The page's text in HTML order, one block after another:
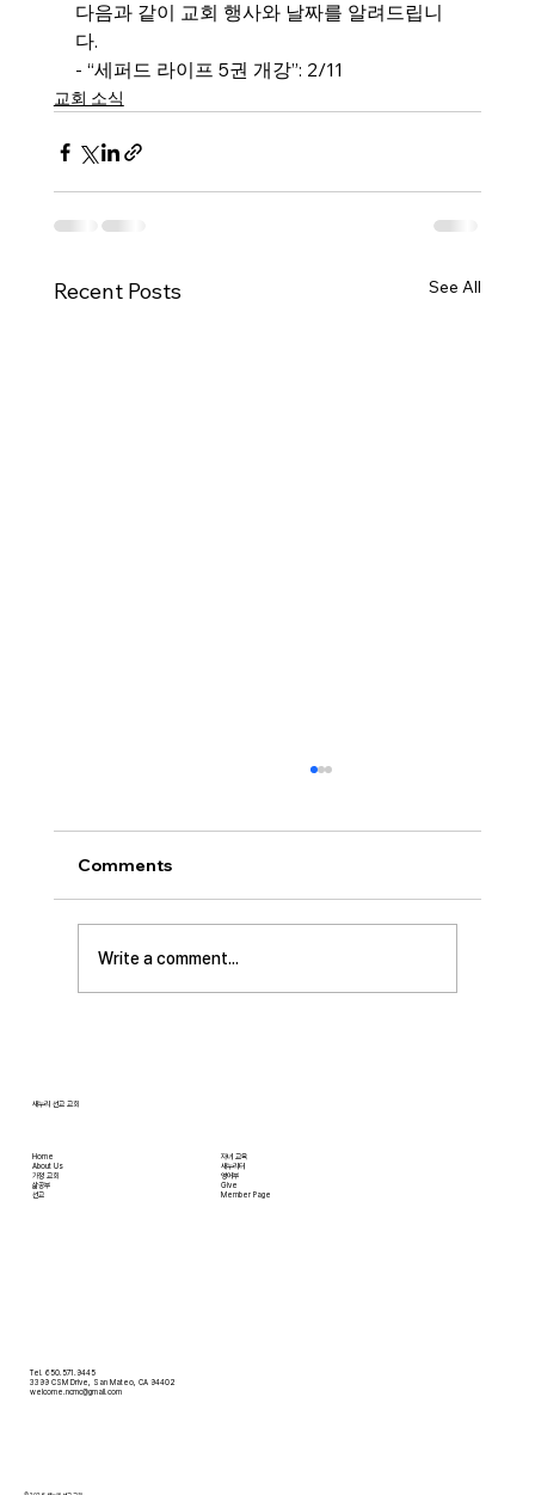
다음과 같이 교회 행사와 날짜를 알려드립니
다.
- “세퍼드 라이프 5권 개강”: 2/11
교회 소식
Recent Posts See All
• 서대석 목자 단기 선교 8월 1일부터 13일까지
이스라엘 단기 선교를 다녀옵니다. 관심과 기도
부탁 드립니다. • 가정교회 평신도 세미나 등록
평신도 세미나가 어스틴 늘푸른교회에서 9월 25
일부터 27일까지 있습니다. 등록마감은 8월 7일
Comments
Write a comment...
Home
About Us
​가정 교회
​삶공부
​선교
자녀 교육
새누리터
영어부
Give
Member Page
Tel. 650.571.9445
3399 CSM Drive, San Mateo, CA 94402
welcome.ncmc@gmail.com
새누리 선교 교회